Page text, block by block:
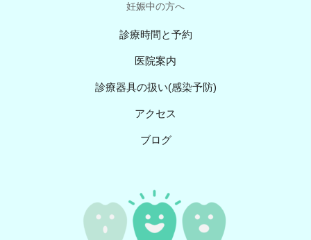
妊娠中の方へ
診療時間と予約
医院案内
診療器具の扱い(感染予防)
アクセス
ブログ